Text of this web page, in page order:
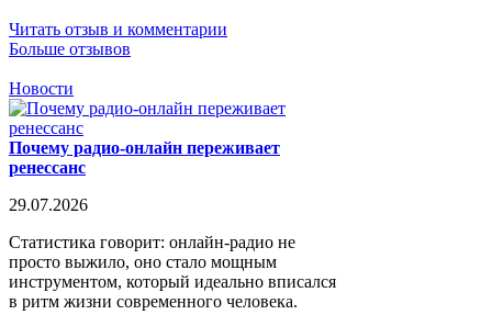
Читать отзыв и комментарии
Больше отзывов
Новости
Почему радио-онлайн переживает
ренессанс
29.07.2026
Статистика говорит: онлайн-радио не
просто выжило, оно стало мощным
инструментом, который идеально вписался
в ритм жизни современного человека.